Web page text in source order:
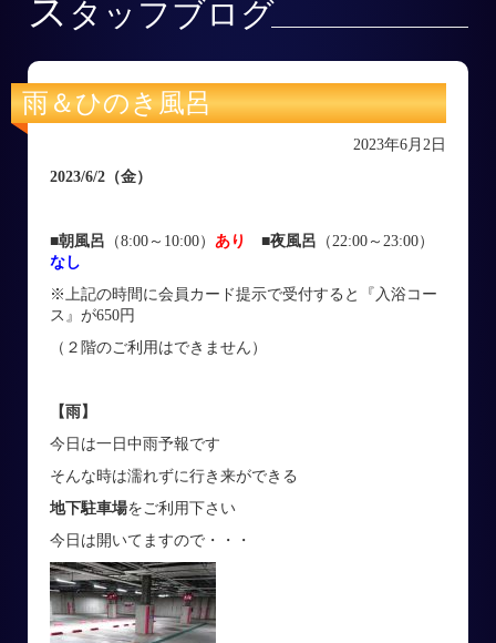
ス タッフブログ
雨＆ひのき風呂
2023年6月2日
2023/6/2 （金）
■朝風呂 （8:00～10:00） あり ■夜風呂 （22:00～23:00）
なし
※上記の時間に会員カード提示で受付すると『入浴コー
ス』が650円
（２階のご利用はできません）
【雨】
今日は一日中雨予報です
そんな時は濡れずに行き来ができる
地下駐車場をご利用下さい
今日は開いてますので・・・